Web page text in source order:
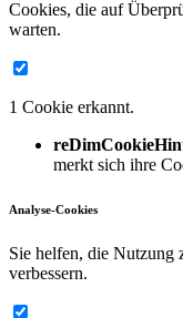
Cookies, die auf
warten.
1 Cookie erkannt.
merkt sich ihre
Analyse-Cookies
Sie helfen, die Nutzung
verbessern.